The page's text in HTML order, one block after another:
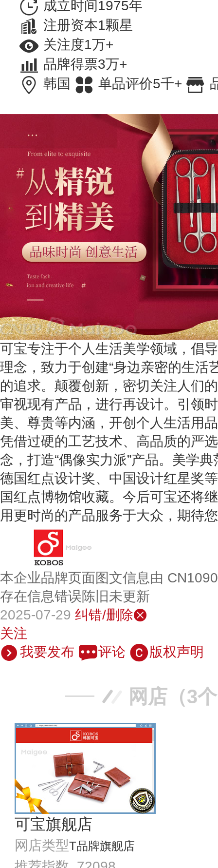
成立时间1975年
注册资本1颗星
关注度1万+
品牌得票3万+
韩国
单品评价5千+
可宝专注于个人生活美学领域，倡
理念，致力于创建“身边亲密的生活
的追求。颠覆创新，密切关注人们
审视现有产品，进行再设计。引领
美、尊贵等内涵，开创个人生活用
凭借过硬的工艺技术、高品质的严
念，打造“偶像实力派”产品。美学
德国红点设计奖、中国设计红星奖
国红点博物馆收藏。今后可宝还将
用更时尚的产品服务于大众，期待
本企业品牌页面图文信息由
存在信息错误陈旧未更新
2025-07-29 纠错/删除
关注
我要发布
评论 版权声明
网店（3
可宝旗舰店
网店类型T品牌旗舰店